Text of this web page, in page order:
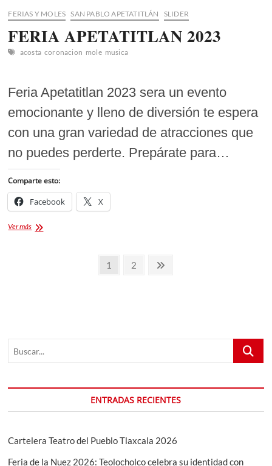
FERIAS Y MOLES SAN PABLO APETATITLÁN SLIDER
FERIA APETATITLAN 2023
acosta coronacion mole musica
Feria Apetatitlan 2023 sera un evento
emocionante y lleno de diversión te espera
con una gran variedad de atracciones que
no puedes perderte. Prepárate para…
Comparte esto:
Facebook X
Ver másFERIA
Página
1 Página
2
Buscar...
ENTRADAS RECIENTES
Cartelera Teatro del Pueblo Tlaxcala 2026
Feria de la Nuez 2026: Teolocholco celebra su identidad con